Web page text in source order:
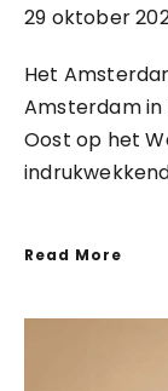
29 oktober
Het
Amsterdam in
Oost op het
Read More